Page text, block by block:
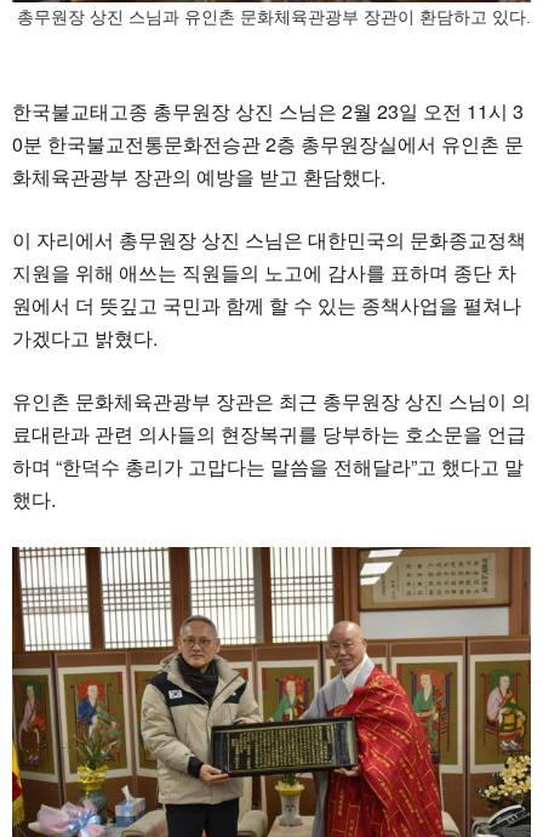
총무원장 상진 스님과 유인촌 문화체육관광부 장관이 환담하고 있다.
한국불교태고종 총무원장 상진 스님은 2월 23일 오전 11시 3
0분 한국불교전통문화전승관 2층 총무원장실에서 유인촌 문
화체육관광부 장관의 예방을 받고 환담했다.
이 자리에서 총무원장 상진 스님은 대한민국의 문화종교정책
지원을 위해 애쓰는 직원들의 노고에 감사를 표하며 종단 차
원에서 더 뜻깊고 국민과 함께 할 수 있는 종책사업을 펼쳐나
가겠다고 밝혔다.
유인촌 문화체육관광부 장관은 최근 총무원장 상진 스님이 의
료대란과 관련 의사들의 현장복귀를 당부하는 호소문을 언급
하며 “한덕수 총리가 고맙다는 말씀을 전해달라”고 했다고 말
했다.